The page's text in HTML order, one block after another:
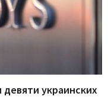
украинских